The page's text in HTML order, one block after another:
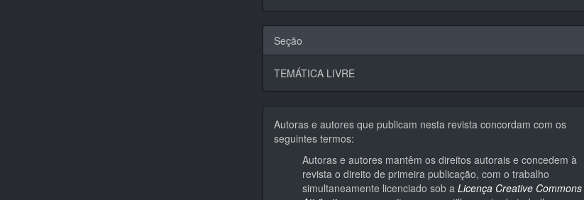
Seção
TEMÁTICA LIVRE
Autoras e autores que publicam nesta revista concordam com os
seguintes termos:
Autoras e autores mantêm os direitos autorais e concedem à
revista o direito de primeira publicação, com o trabalho
simultaneamente licenciado sob aLicença Creative Commons